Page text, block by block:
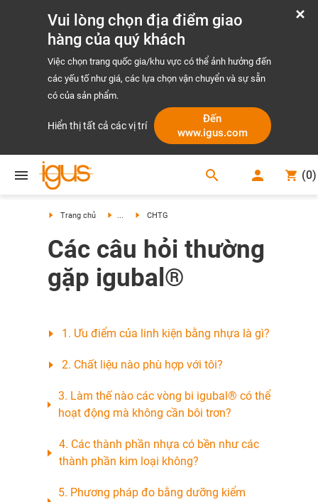
Vui lòng chọn địa điểm giao
hàng của quý khách
Việc chọn trang quốc gia/khu vực có thể ảnh hưởng đến
các yếu tố như giá, các lựa chọn vận chuyển và sự sẵn
có của sản phẩm.
Hiển thị tất cả các vị trí
Đến
www.igus.com
search (0)
Trang chủ ... CHTG
Các câu hỏi thường
gặp igubal®
1. Ưu điểm của linh kiện bằng nhựa là gì?
2. Chất liệu nào phù hợp với tôi?
3. Làm thế nào các vòng bi igubal® có thể
hoạt động mà không cần bôi trơn?
4. Các thành phần nhựa có bền như các
thành phần kim loại không?
5. Phương pháp đo bằng dưỡng kiểm